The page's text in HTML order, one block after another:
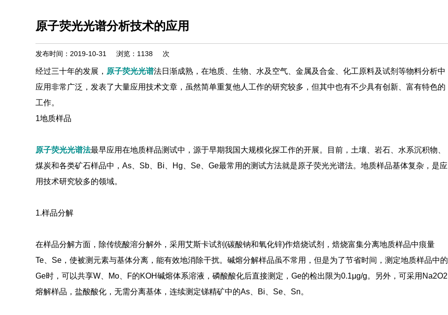
原子荧光光谱分析技术的应用
发布时间：2019-10-31 浏览： 1138 次
经过三十年的发展， 原子荧光光谱法日渐成熟，在地质、生物、水及空气、金属及合金、化工原料及试剂等物料分析中
应用非常广泛，发表了大量应用技术文章，虽然简单重复他人工作的研究较多，但其中也有不少具有创新、富有特色的
工作。
1地质样品
原子荧光光谱法最早应用在地质样品测试中，源于早期我国大规模化探工作的开展。目前，土壤、岩石、水系沉积物、
煤炭和各类矿石样品中，As、Sb、Bi、Hg、Se、Ge最常用的测试方法就是原子荧光光谱法。地质样品基体复杂，是应
用技术研究较多的领域。
1.样品分解
在样品分解方面，除传统酸溶分解外，采用艾斯卡试剂(碳酸钠和氧化锌)作焙烧试剂，焙烧富集分离地质样品中痕量
Te、Se，使被测元素与基体分离，能有效地消除干扰。碱熔分解样品虽不常用，但是为了节省时间，测定地质样品中的
Ge时，可以共享W、Mo、F的KOH碱熔体系溶液，磷酸酸化后直接测定，Ge的检出限为0.1μg/g。另外，可采用Na2O2
熔解样品，盐酸酸化，无需分离基体，连续测定锑精矿中的As、Bi、Se、Sn。